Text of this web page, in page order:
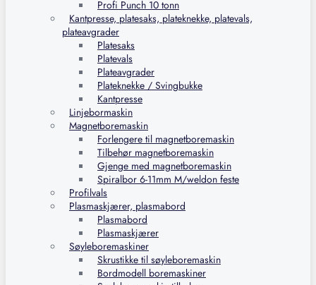
Profi Punch 10 tonn
Kantpresse, platesaks, plateknekke, platevals,
plateavgrader
Platesaks
Platevals
Plateavgrader
Plateknekke / Svingbukke
Kantpresse
Linjebormaskin
Magnetboremaskin
Forlengere til magnetboremaskin
Tilbehør magnetboremaskin
Gjenge med magnetboremaskin
Spiralbor 6-11mm M/weldon feste
Profilvals
Plasmaskjærer, plasmabord
Plasmabord
Plasmaskjærer
Søyleboremaskiner
Skrustikke til søyleboremaskin
Bordmodell boremaskiner